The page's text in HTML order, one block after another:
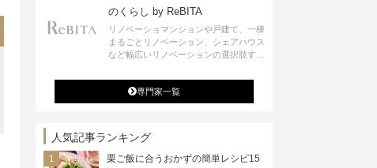
のくらし by ReBITA
リノベーショマンションや戸建て、一棟
まるごとリノベーション、シェアハウス
など幅広いリノベーションの選択肢すべ
ジ・シェアスペースなど、「住む」だけ
ではなく「働く」「遊ぶ」「学ぶ」「旅
する」といった領域でも、暮らしや生き
専門家一覧
人気記事ランキング
栗ご飯に合うおかずの簡単レシピ15